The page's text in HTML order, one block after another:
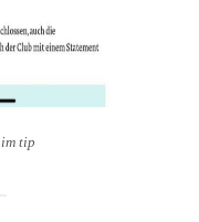
tip